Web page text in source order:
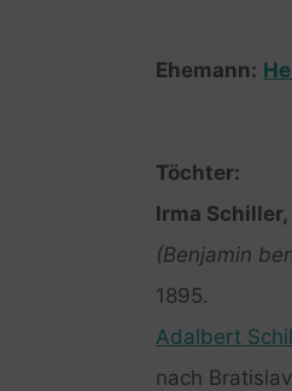
Ehemann:
Töchter:
Irma
(Benjamin
1895.
Adalbert
nach